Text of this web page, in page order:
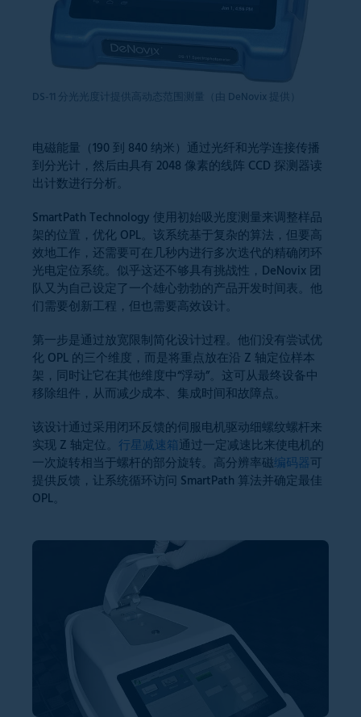
DS-11 分光光度计提供高动态范围测量（由 DeNovix 提供）
电磁能量（190 到 840 纳米）通过光纤和光学连接传播
到分光计，然后由具有 2048 像素的线阵 CCD 探测器读
出计数进行分析。
SmartPath Technology 使用初始吸光度测量来调整样品
架的位置，优化 OPL。该系统基于复杂的算法，但要高
效地工作，还需要可在几秒内进行多次迭代的精确闭环
光电定位系统。似乎这还不够具有挑战性，DeNovix 团
队又为自己设定了一个雄心勃勃的产品开发时间表。他
们需要创新工程，但也需要高效设计。
第一步是通过放宽限制简化设计过程。他们没有尝试优
化 OPL 的三个维度，而是将重点放在沿 Z 轴定位样本
架，同时让它在其他维度中“浮动”。这可从最终设备中
移除组件，从而减少成本、集成时间和故障点。
该设计通过采用闭环反馈的伺服电机驱动细螺纹螺杆来
实现 Z 轴定位。 行星减速箱通过一定减速比来使电机的
一次旋转相当于螺杆的部分旋转。高分辨率磁编码器 可
提供反馈，让系统循环访问 SmartPath 算法并确定最佳
OPL。